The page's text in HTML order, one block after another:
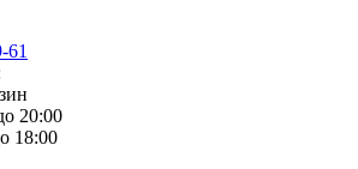
61
20:00
18:00